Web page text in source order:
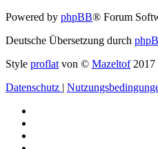
Powered by phpBB® Forum
Deutsche Übersetzung durch
Style proflat von © Mazeltof2017
Datenschutz |